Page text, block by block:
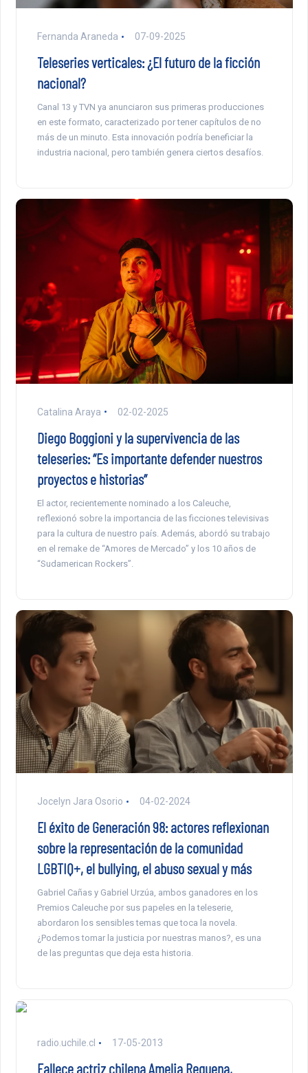
Fernanda Araneda 07-09-2025
Teleseries verticales: ¿El futuro de la ficción
nacional?
Canal 13 y TVN ya anunciaron sus primeras producciones
en este formato, caracterizado por tener capítulos de no
más de un minuto. Esta innovación podría beneficiar la
industria nacional, pero también genera ciertos desafíos.
Catalina Araya 02-02-2025
Diego Boggioni y la supervivencia de las
teleseries: “Es importante defender nuestros
proyectos e historias”
El actor, recientemente nominado a los Caleuche,
reflexionó sobre la importancia de las ficciones televisivas
para la cultura de nuestro país. Además, abordó su trabajo
en el remake de “Amores de Mercado” y los 10 años de
“Sudamerican Rockers”.
Jocelyn Jara Osorio 04-02-2024
El éxito de Generación 98: actores reflexionan
sobre la representación de la comunidad
LGBTIQ+, el bullying, el abuso sexual y más
Gabriel Cañas y Gabriel Urzúa, ambos ganadores en los
Premios Caleuche por sus papeles en la teleserie,
abordaron los sensibles temas que toca la novela.
¿Podemos tomar la justicia por nuestras manos?, es una
de las preguntas que deja esta historia.
radio.uchile.cl 17-05-2013
Fallece actriz chilena Amelia Requena,